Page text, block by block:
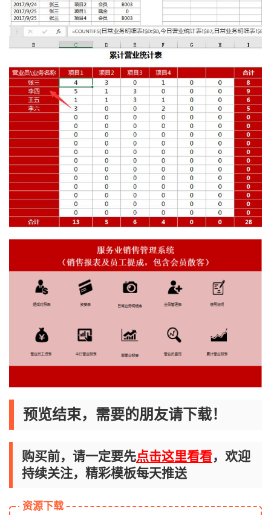
预览结束，需要的朋友请下载！
购买前，请一定要先点击这里看看，欢迎
持续关注，精彩模板每天推送
资源下载